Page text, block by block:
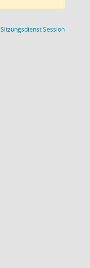
SitzungsdienstSession(Wird in